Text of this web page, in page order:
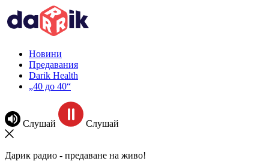
Новини
Предавания
Darik Health
„40 до 40“
Слушай Слушай
Дарик радио - предаване на живо!